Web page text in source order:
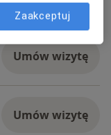
Umów wizytę
Umów wizytę
Zaakceptuj